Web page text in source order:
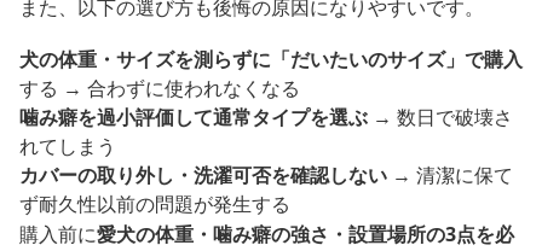
また、以下の選び方も後悔の原因になりやすいです。
犬の体重・サイズを測らずに「だいたいのサイズ」で購入
する → 合わずに使われなくなる
噛み癖を過小評価して通常タイプを選ぶ → 数日で破壊さ
れてしまう
カバーの取り外し・洗濯可否を確認しない → 清潔に保て
ず耐久性以前の問題が発生する
購入前に愛犬の体重・噛み癖の強さ・設置場所の3点を必